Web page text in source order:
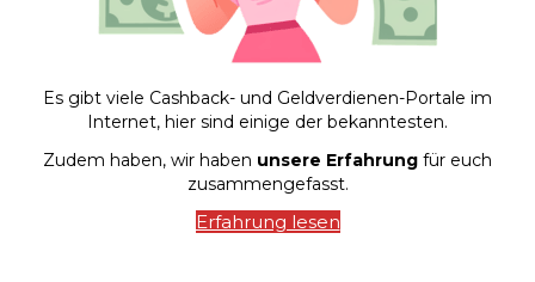
Es gibt viele Cashback- und Geldverdienen-Portale im
Internet, hier sind einige der bekanntesten.
Zudem haben, wir haben unsere Erfahrung für euch
zusammengefasst.
Erfahrung lesen